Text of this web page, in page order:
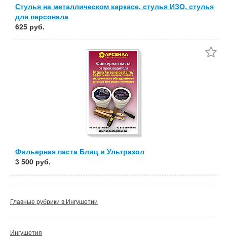
Стулья на металлическом каркасе, стулья ИЗО, стулья
для персонала
625 руб.
Фильерная паста Блиц и Ультразол
3 500 руб.
Главные рубрики в Ингушетии
Ингушетия